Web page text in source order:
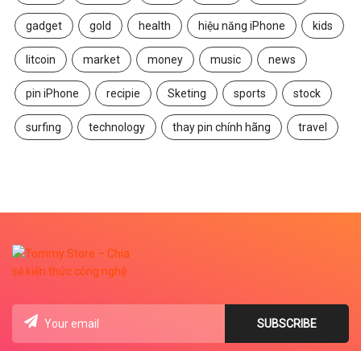
gadget gold health hiệu năng iPhone kids
litcoin market money music news
pin iPhone recipie Sketing sports stock
surfing technology thay pin chính hãng travel